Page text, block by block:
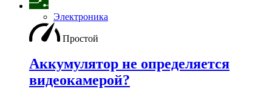
Электроника
Простой
Аккумулятор не определяется
видеокамерой?